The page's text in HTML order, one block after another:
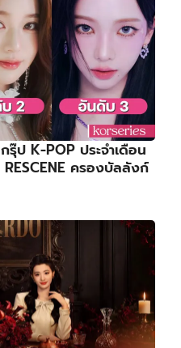
ป K-POP ประจำเดือน
ครองบัลลังก์